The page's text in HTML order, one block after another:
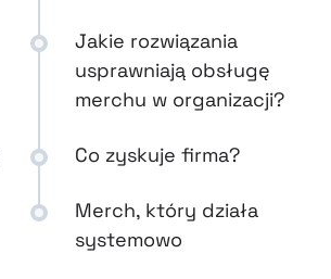
Jakie rozwiązania
usprawniają obsługę
merchu w organizacji?
Co zyskuje firma?
Merch, który działa
systemowo